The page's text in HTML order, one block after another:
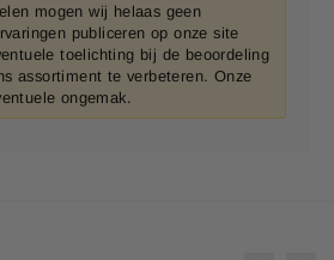
mogen wij helaas geen
publiceren op onze site
toelichting bij de beoordeling
assortiment te verbeteren. Onze
ongemak.